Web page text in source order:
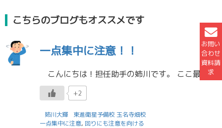
お問い
合わせ
資料請
求
こちらのブログもオススメです
一点集中に注意！！
こんにちは！担任助手の姉川です。 ここ最近一気に寒くなりましたね。 皆さん、体調管理はバッチリでしょうか？ 風邪をひかないように服を着こんだり、手洗いうがいをもっと頻繁に行ったりなど対策はしておきましょう！ また、期末 […]
+2
姉川大輝
東進衛星予備校 玉名寺畑校
一点集中に注意, 回りにも注意を向ける